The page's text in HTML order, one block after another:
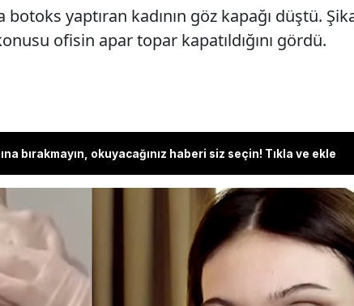
botoks yaptıran kadının göz kapağı düştü.
ofisin apar topar kapatıldığını gördü.
bırakmayın, okuyacağınız haberi siz seçin! Tıkla ve ekle